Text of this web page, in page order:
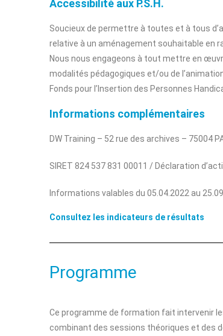
Accessibilité aux P.S.H.
Soucieux de permettre à toutes et à tous
relative à un aménagement souhaitable en
Nous nous engageons à tout mettre en
modalités pédagogiques et/ou de
Fonds pour l’Insertion des Personnes
Informations complémentaires
DW Training – 52 rue des archives – 75004
SIRET 824 537 831 00011 / Déclaration
Informations valables du 05.04.2022 au
Consultez les indicateurs de résultats
Programme
Ce programme de formation fait intervenir
combinant des sessions théoriques et des